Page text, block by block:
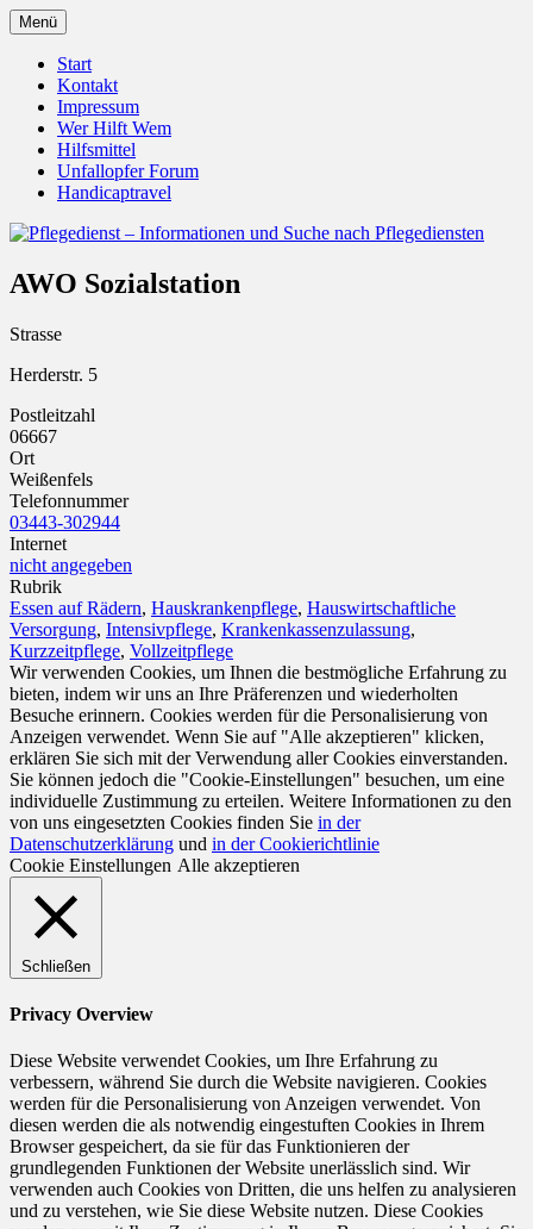
Zum
Inhalt
springen
Pflegedienst – Informationen
und Suche nach Pflegediensten
Unfallopfer – Hilfswerk
Menü
Start
Kontakt
Impressum
Wer Hilft Wem
Hilfsmittel
Unfallopfer Forum
Handicaptravel
AWO Sozialstation
Strasse
Herderstr. 5
Postleitzahl
06667
Ort
Weißenfels
Telefonnummer
03443-302944
Internet
nicht angegeben
Rubrik
Essen auf Rädern, Hauskrankenpflege, Hauswirtschaftliche
Versorgung, Intensivpflege, Krankenkassenzulassung,
Kurzzeitpflege, Vollzeitpflege
Wir verwenden Cookies, um Ihnen die bestmögliche Erfahrung zu
bieten, indem wir uns an Ihre Präferenzen und wiederholten
Besuche erinnern. Cookies werden für die Personalisierung von
Anzeigen verwendet. Wenn Sie auf "Alle akzeptieren" klicken,
erklären Sie sich mit der Verwendung aller Cookies einverstanden.
Sie können jedoch die "Cookie-Einstellungen" besuchen, um eine
individuelle Zustimmung zu erteilen. Weitere Informationen zu den
von uns eingesetzten Cookies finden Sie in der
Datenschutzerklärung und in der Cookierichtlinie
Cookie Einstellungen Alle akzeptieren
Schließen
Privacy Overview
Diese Website verwendet Cookies, um Ihre Erfahrung zu
verbessern, während Sie durch die Website navigieren. Cookies
werden für die Personalisierung von Anzeigen verwendet. Von
diesen werden die als notwendig eingestuften Cookies in Ihrem
Browser gespeichert, da sie für das Funktionieren der
grundlegenden Funktionen der Website unerlässlich sind. Wir
verwenden auch Cookies von Dritten, die uns helfen zu analysieren
und zu verstehen, wie Sie diese Website nutzen. Diese Cookies